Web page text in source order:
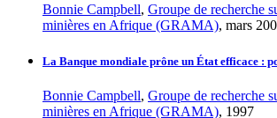
Bonnie Campbell, Groupe de recherche
minières en Afrique (GRAMA), mars
La Banque mondiale prône un État efficace :
Bonnie Campbell, Groupe de recherche
minières en Afrique (GRAMA), 1997